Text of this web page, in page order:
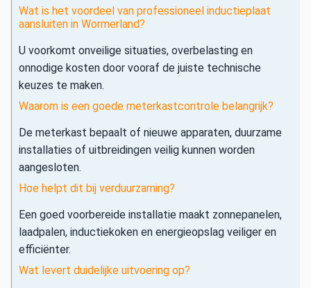
Wat is het voordeel van professioneel inductieplaat
aansluiten in Wormerland?
U voorkomt onveilige situaties, overbelasting en
onnodige kosten door vooraf de juiste technische
keuzes te maken.
Waarom is een goede meterkastcontrole belangrijk?
De meterkast bepaalt of nieuwe apparaten, duurzame
installaties of uitbreidingen veilig kunnen worden
aangesloten.
Hoe helpt dit bij verduurzaming?
Een goed voorbereide installatie maakt zonnepanelen,
laadpalen, inductiekoken en energieopslag veiliger en
efficiënter.
Wat levert duidelijke uitvoering op?